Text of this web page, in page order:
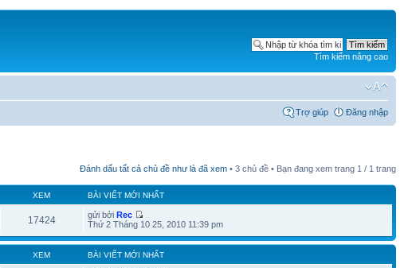
Tìm kiếm nâng cao
Trợ giúp Đăng nhập
Đánh dấu tất cả chủ đề như là đã xem • 3 chủ đề • Bạn đang xem trang 1 / 1 trang
XEM BÀI VIẾT MỚI NHẤT
17424 gửi bởiRec
Thứ 2 Tháng 10 25, 2010 11:39 pm
XEM BÀI VIẾT MỚI NHẤT